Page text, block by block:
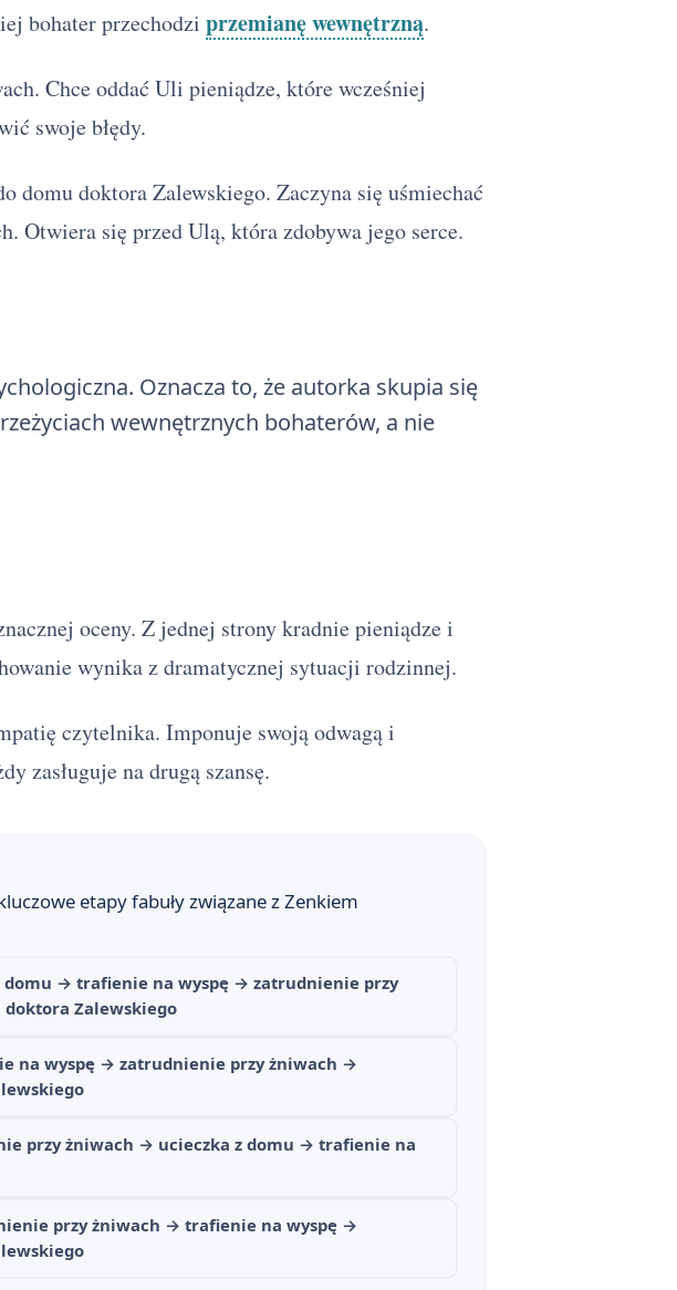
bohater przechodzi przemianę wewnętrzną.
Chce oddać Uli pieniądze, które wcześniej
swoje błędy.
domu doktora Zalewskiego. Zaczyna się uśmiechać
Otwiera się przed Ulą, która zdobywa jego serce.
Oznacza to, że autorka skupia się
wewnętrznych bohaterów, a nie
oceny. Z jednej strony kradnie pieniądze i
wynika z dramatycznej sytuacji rodzinnej.
czytelnika. Imponuje swoją odwagą i
zasługuje na drugą szansę.
etapy fabuły związane z Zenkiem
→ trafienie na wyspę → zatrudnienie przy
Zalewskiego
na wyspę → zatrudnienie przy żniwach →
przy żniwach → ucieczka z domu → trafienie na
przy żniwach → trafienie na wyspę →
szczegółowe